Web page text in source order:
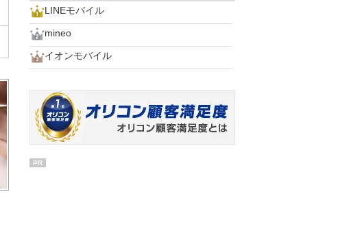
LINEモバイル
mineo
イオンモバイル
PR